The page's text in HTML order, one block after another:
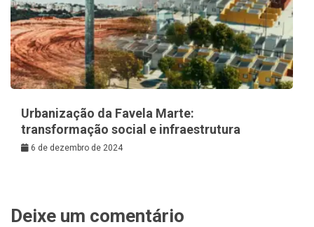
Urbanização da Favela Marte:
transformação social e infraestrutura
6 de dezembro de 2024
Deixe um comentário